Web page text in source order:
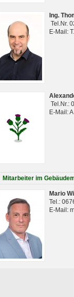
Ing.
Tel.Nr.
E-Mail:
Tel.Nr.:
E-Mail:
Mitarbeiter im
Mario
Tel.:
E-Mail: